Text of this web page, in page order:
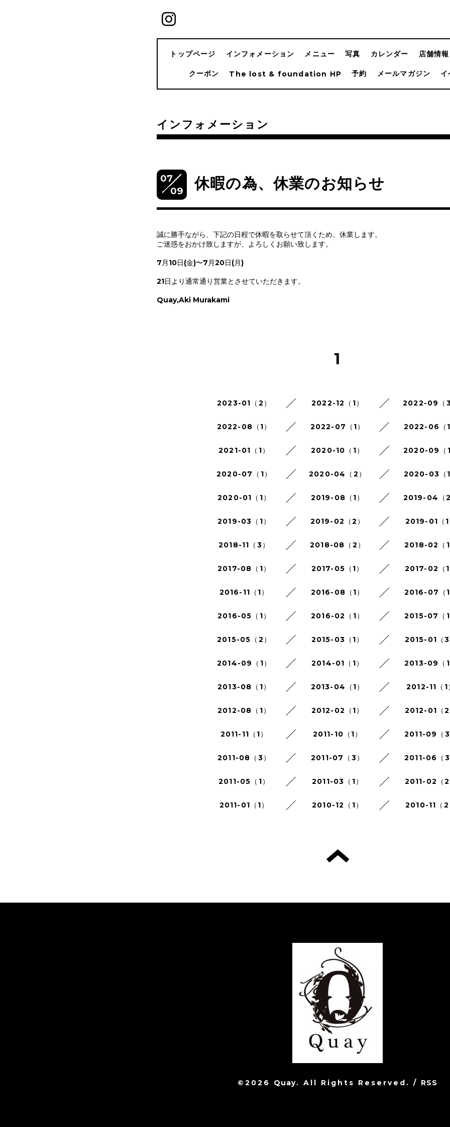
トップページ インフォメーション メニュー 写真 カレンダー 店舗情報
クーポン The lost & foundation HP 予約 メールマガジン イ
インフォメーション
07
09
休暇の為、休業のお知らせ
誠に勝手ながら、下記の日程で休暇を取らせて頂くため、休業します。
ご迷惑をおかけ致しますが、よろしくお願い致します。
7月10日(金)〜7月20日(月)
21日より通常通り営業とさせていただきます。
Quay,Aki Murakami
1
2023-01（2） 2022-12（1） 2022-09（3
2022-08（1） 2022-07（1） 2022-06（1
2021-01（1） 2020-10（1） 2020-09（1
2020-07（1） 2020-04（2） 2020-03（1
2020-01（1） 2019-08（1） 2019-04（2
2019-03（1） 2019-02（2） 2019-01（1
2018-11（3） 2018-08（2） 2018-02（1
2017-08（1） 2017-05（1） 2017-02（1
2016-11（1） 2016-08（1） 2016-07（1
2016-05（1） 2016-02（1） 2015-07（1
2015-05（2） 2015-03（1） 2015-01（3
2014-09（1） 2014-01（1） 2013-09（1
2013-08（1） 2013-04（1） 2012-11（1
2012-08（1） 2012-02（1） 2012-01（2
2011-11（1） 2011-10（1） 2011-09（3
2011-08（3） 2011-07（3） 2011-06（3
2011-05（1） 2011-03（1） 2011-02（2
2011-01（1） 2010-12（1） 2010-11（2
©2026 Quay. All Rights Reserved. / RSS